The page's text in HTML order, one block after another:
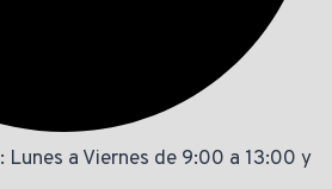
: Lunes a Viernes de 9:00 a 13:00 y